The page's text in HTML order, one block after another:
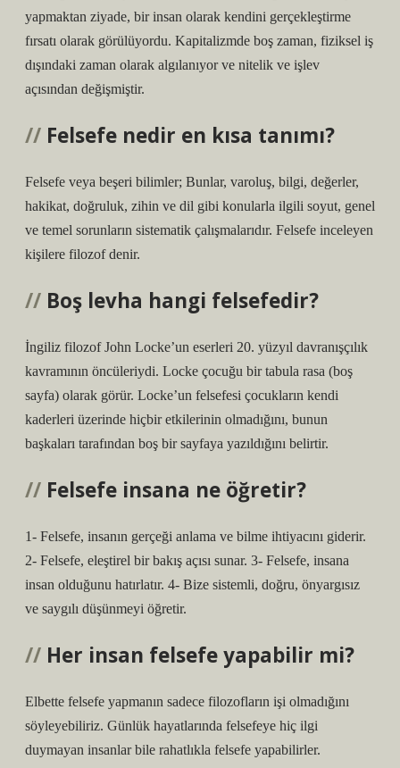
yapmaktan ziyade, bir insan olarak kendini gerçekleştirme
fırsatı olarak görülüyordu. Kapitalizmde boş zaman, fiziksel iş
dışındaki zaman olarak algılanıyor ve nitelik ve işlev
açısından değişmiştir.
Felsefe nedir en kısa tanımı?
Felsefe veya beşeri bilimler; Bunlar, varoluş, bilgi, değerler,
hakikat, doğruluk, zihin ve dil gibi konularla ilgili soyut, genel
ve temel sorunların sistematik çalışmalarıdır. Felsefe inceleyen
kişilere filozof denir.
Boş levha hangi felsefedir?
İngiliz filozof John Locke’un eserleri 20. yüzyıl davranışçılık
kavramının öncüleriydi. Locke çocuğu bir tabula rasa (boş
sayfa) olarak görür. Locke’un felsefesi çocukların kendi
kaderleri üzerinde hiçbir etkilerinin olmadığını, bunun
başkaları tarafından boş bir sayfaya yazıldığını belirtir.
Felsefe insana ne öğretir?
1- Felsefe, insanın gerçeği anlama ve bilme ihtiyacını giderir.
2- Felsefe, eleştirel bir bakış açısı sunar. 3- Felsefe, insana
insan olduğunu hatırlatır. 4- Bize sistemli, doğru, önyargısız
ve saygılı düşünmeyi öğretir.
Her insan felsefe yapabilir mi?
Elbette felsefe yapmanın sadece filozofların işi olmadığını
söyleyebiliriz. Günlük hayatlarında felsefeye hiç ilgi
duymayan insanlar bile rahatlıkla felsefe yapabilirler.